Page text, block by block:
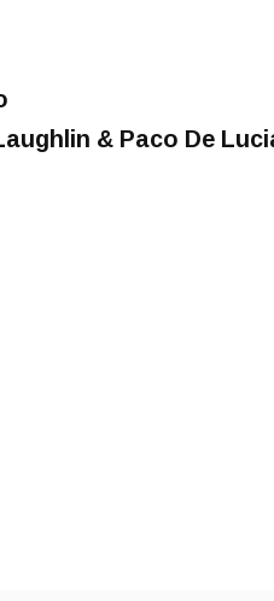
& Paco De